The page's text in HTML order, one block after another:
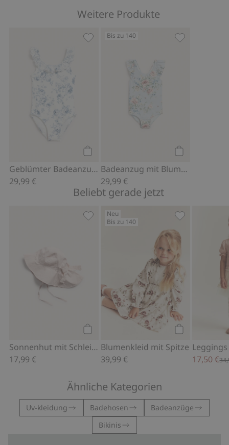
Weitere Produkte
Geblümter Badeanzug mit Rüsche
29,99 €
Bis zu 140
Badeanzug mit Blumenmuster und Schleife
29,99 €
Beliebt gerade jetzt
Sonnenhut mit Schleife auf der Rückseite
17,99 €
Sonnenhut mit Schleife auf der
Neu
Bis zu 140
Blumenkleid mit Spitze
39,99 €
Blumenkleid
17,50 €
Ähnliche Kategorien
Uv-kleidung Badehosen
Badeanzüge
Bikinis